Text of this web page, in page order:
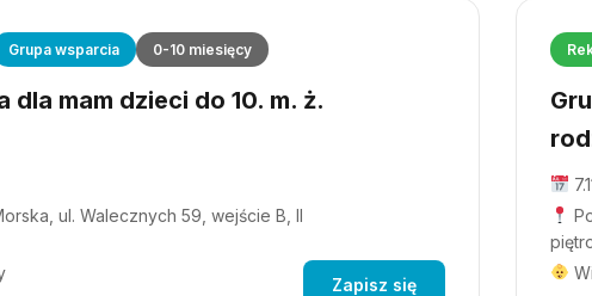
Grupa wsparcia 0-10 miesięcy
dla mam dzieci do 10. m. ż.
ul. Walecznych 59, wejście B, II
Zapisz się